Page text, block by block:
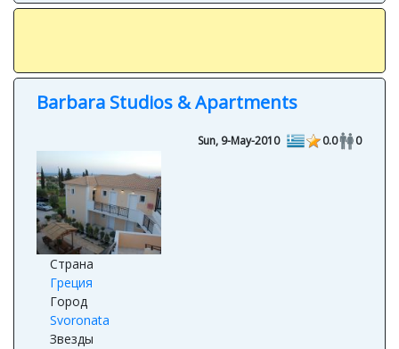
Barbara Studios & Apartments
Sun, 9-May-2010 0.0 0
Страна
Греция
Город
Svoronata
Звезды